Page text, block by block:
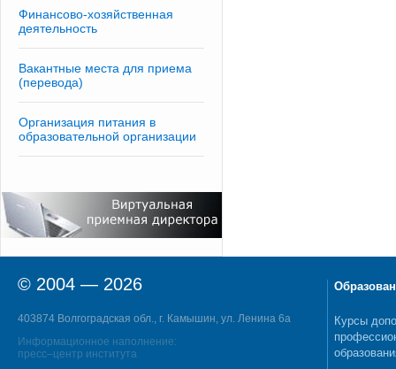
Финансово-хозяйственная
деятельность
Вакантные места для приема
(перевода)
Организация питания в
образовательной организации
© 2004 — 2026
403874 Волгоградская обл., г. Камышин, ул. Ленина 6а
Информационное наполнение:
пресс–центр института
Курсы